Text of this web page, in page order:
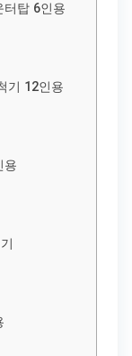
터탑 6인용
기 12인용
용